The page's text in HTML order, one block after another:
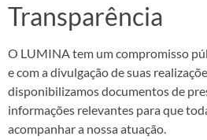
e
do
Transparência
O LUMINA tem um compromisso
e com a divulgação de suas
disponibilizamos documentos de
informações relevantes para que
acompanhar a nossa atuação.